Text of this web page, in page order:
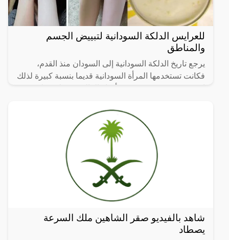
للعرايس الدلكة السودانية لتبييض الجسم
والمناطق
يرجع تاريخ الدلكة السودانية إلى السودان منذ القدم،
فكانت تستخدمها المرأة السودانية قديما بنسبة كبيرة لذلك
شاهد بالفيديو صقر الشاهين ملك السرعة
يصطاد